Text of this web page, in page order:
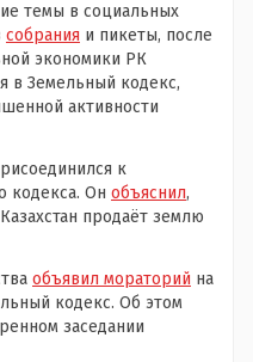
темы в социальных
собрания и пикеты, после
экономики РК
в Земельный кодекс,
активности
к
кодекса. Он объяснил,
продаёт землю
объявил мораторий на
кодекс. Об этом
заседании